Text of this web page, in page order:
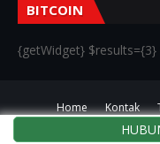
BITCOIN
{getWidget}
Home Kontak
Crafted